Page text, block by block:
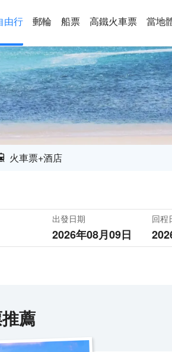
由行 郵輪 船票 高鐵火車票 當地
火車票+酒店
出發日期
2026年08月09日
回程
薦